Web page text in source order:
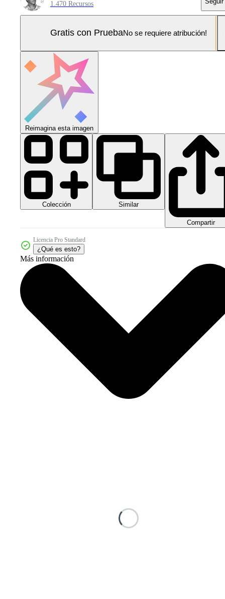
1.470 Recursos
Gratis con PruebaNo se requiere atribución!
Reimagina esta imagen
Colección Similar
Compartir
Licencia Pro Standard
¿Qué es esto?
Más información